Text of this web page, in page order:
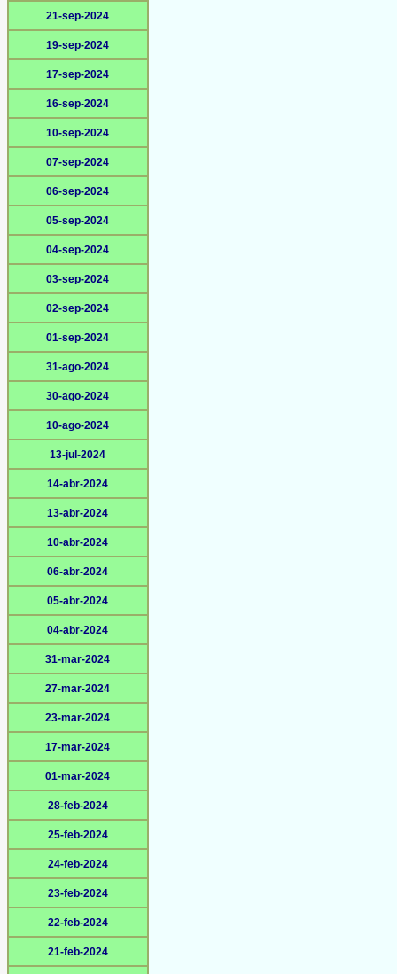
21-sep-2024
19-sep-2024
17-sep-2024
16-sep-2024
10-sep-2024
07-sep-2024
06-sep-2024
05-sep-2024
04-sep-2024
03-sep-2024
02-sep-2024
01-sep-2024
31-ago-2024
30-ago-2024
10-ago-2024
13-jul-2024
14-abr-2024
13-abr-2024
10-abr-2024
06-abr-2024
05-abr-2024
04-abr-2024
31-mar-2024
27-mar-2024
23-mar-2024
17-mar-2024
01-mar-2024
28-feb-2024
25-feb-2024
24-feb-2024
23-feb-2024
22-feb-2024
21-feb-2024